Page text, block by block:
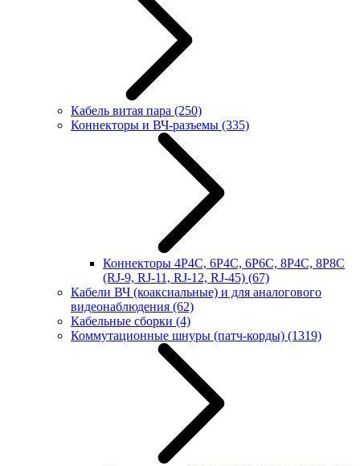
Кабель витая пара (250)
Коннекторы и ВЧ-разъемы (335)
Коннекторы 4P4C, 6P4C, 6P6C, 8P4C, 8P8C
(RJ-9, RJ-11, RJ-12, RJ-45) (67)
Кабели ВЧ (коаксиальные) и для аналогового
видеонаблюдения (62)
Кабельные сборки (4)
Коммутационные шнуры (патч-корды) (1319)